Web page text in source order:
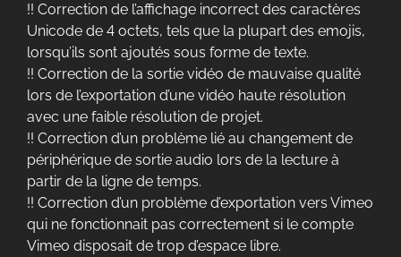
!! Correction de l’affichage incorrect des caractères
Unicode de 4 octets, tels que la plupart des emojis,
lorsqu’ils sont ajoutés sous forme de texte.
!! Correction de la sortie vidéo de mauvaise qualité
lors de l’exportation d’une vidéo haute résolution
avec une faible résolution de projet.
!! Correction d’un problème lié au changement de
périphérique de sortie audio lors de la lecture à
partir de la ligne de temps.
!! Correction d’un problème d’exportation vers Vimeo
qui ne fonctionnait pas correctement si le compte
Vimeo disposait de trop d’espace libre.